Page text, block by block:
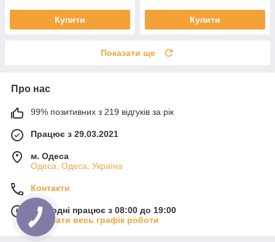
Купити Купити
Показати ще
Про нас
99% позитивних з 219 відгуків за рік
Працює з 29.03.2021
м. Одеса
Одеса, Одеса, Україна
Контакти
Сьогодні працює з 08:00 до 19:00
Показати весь графік роботи